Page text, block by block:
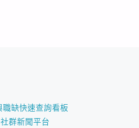
缺快速查詢看板
群新聞平台